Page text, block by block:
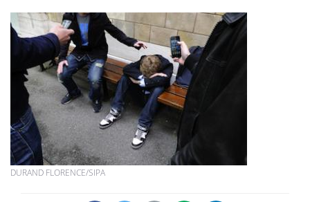
DURAND FLORENCE/SIPA